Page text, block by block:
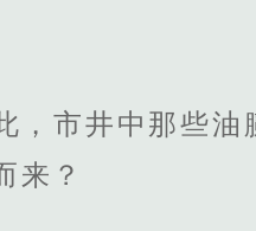
，市井中那些油
来？